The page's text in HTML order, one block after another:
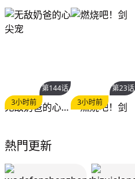
3小时前
第144话
无敌奶爸的心尖宠 3小时前
第23话
燃烧吧！剑
熱門更新